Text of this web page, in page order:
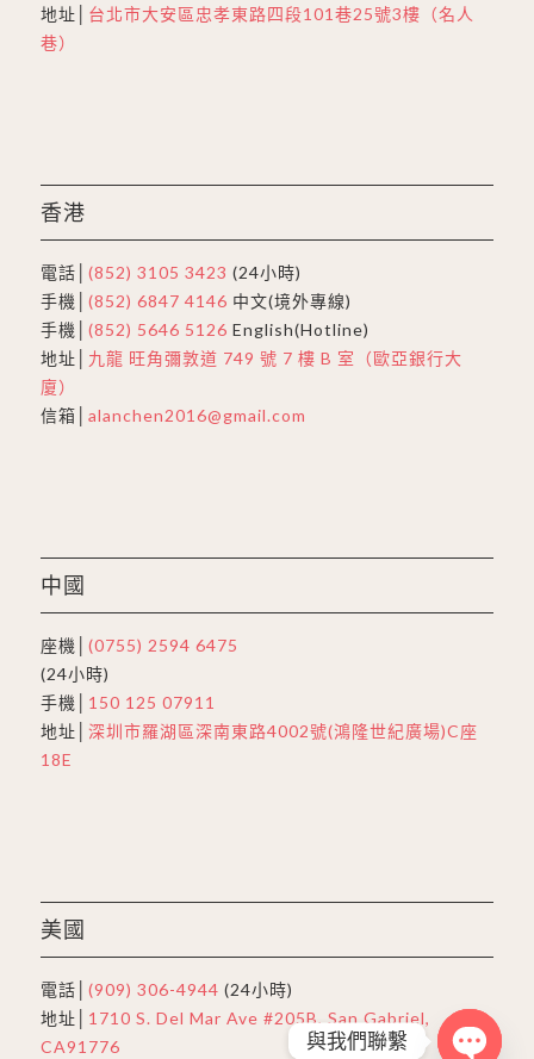
地址│ 台北市大安區忠孝東路四段101巷25號3樓（名人
巷）
香港
電話│ (852) 3105 3423 (24小時)
手機│ (852) 6847 4146 中文(境外專線)
手機│ (852) 5646 5126 English(Hotline)
地址│ 九龍 旺角彌敦道 749 號 7 樓 B 室（歐亞銀行大
廈）
信箱│ alanchen2016@gmail.com
中國
座機│ (0755) 2594 6475
(24小時)
手機│ 150 125 07911
地址│ 深圳市羅湖區深南東路4002號(鴻隆世紀廣場)C座
18E
美國
電話│ (909) 306-4944 (24小時)
地址│ 1710 S. Del Mar Ave #205B, San Gabriel,
CA91776
與我們聯繫